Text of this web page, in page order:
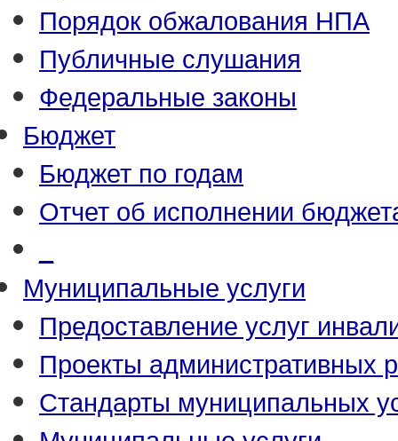
Порядок обжалования НПА
Публичные слушания
Федеральные законы
Бюджет
Бюджет по годам
Отчет об исполнении
Муниципальные услуги
Предоставление услуг
Проекты административных
Стандарты муниципальных